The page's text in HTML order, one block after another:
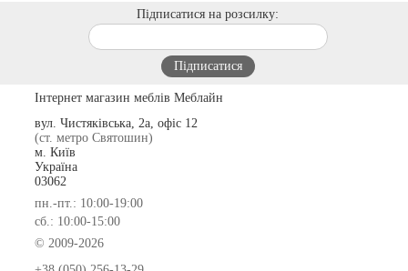
Підписатися на розсилку:
Інтернет магазин меблів Меблайн
вул. Чистяківська, 2а, офіс 12
(ст. метро Святошин)
м. Київ
Україна
03062
пн.-пт.: 10:00-19:00
сб.: 10:00-15:00
© 2009-2026